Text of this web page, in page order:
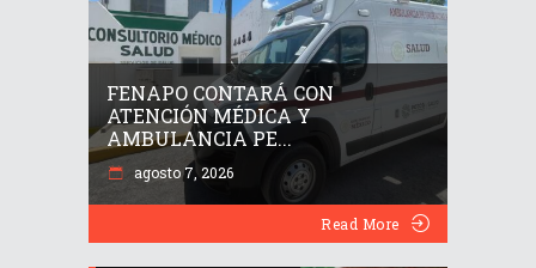
FENAPO CONTARÁ CON
ATENCIÓN MÉDICA Y
AMBULANCIA PE...
agosto 7, 2026
Read More